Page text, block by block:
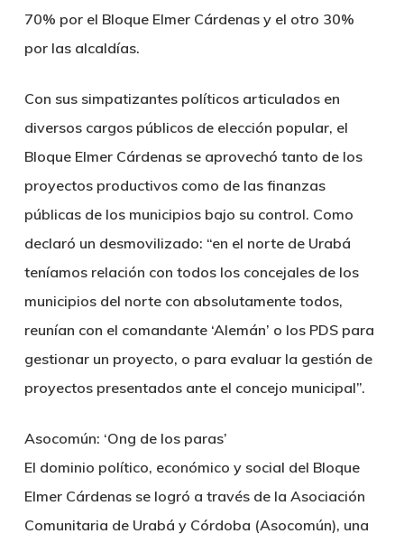
70% por el Bloque Elmer Cárdenas y el otro 30%
por las alcaldías.
Con sus simpatizantes políticos articulados en
diversos cargos públicos de elección popular, el
Bloque Elmer Cárdenas se aprovechó tanto de los
proyectos productivos como de las finanzas
públicas de los municipios bajo su control. Como
declaró un desmovilizado: “en el norte de Urabá
teníamos relación con todos los concejales de los
municipios del norte con absolutamente todos,
reunían con el comandante ‘Alemán’ o los PDS para
gestionar un proyecto, o para evaluar la gestión de
proyectos presentados ante el concejo municipal”.
Asocomún: ‘Ong de los paras’
El dominio político, económico y social del Bloque
Elmer Cárdenas se logró a través de la Asociación
Comunitaria de Urabá y Córdoba (Asocomún), una